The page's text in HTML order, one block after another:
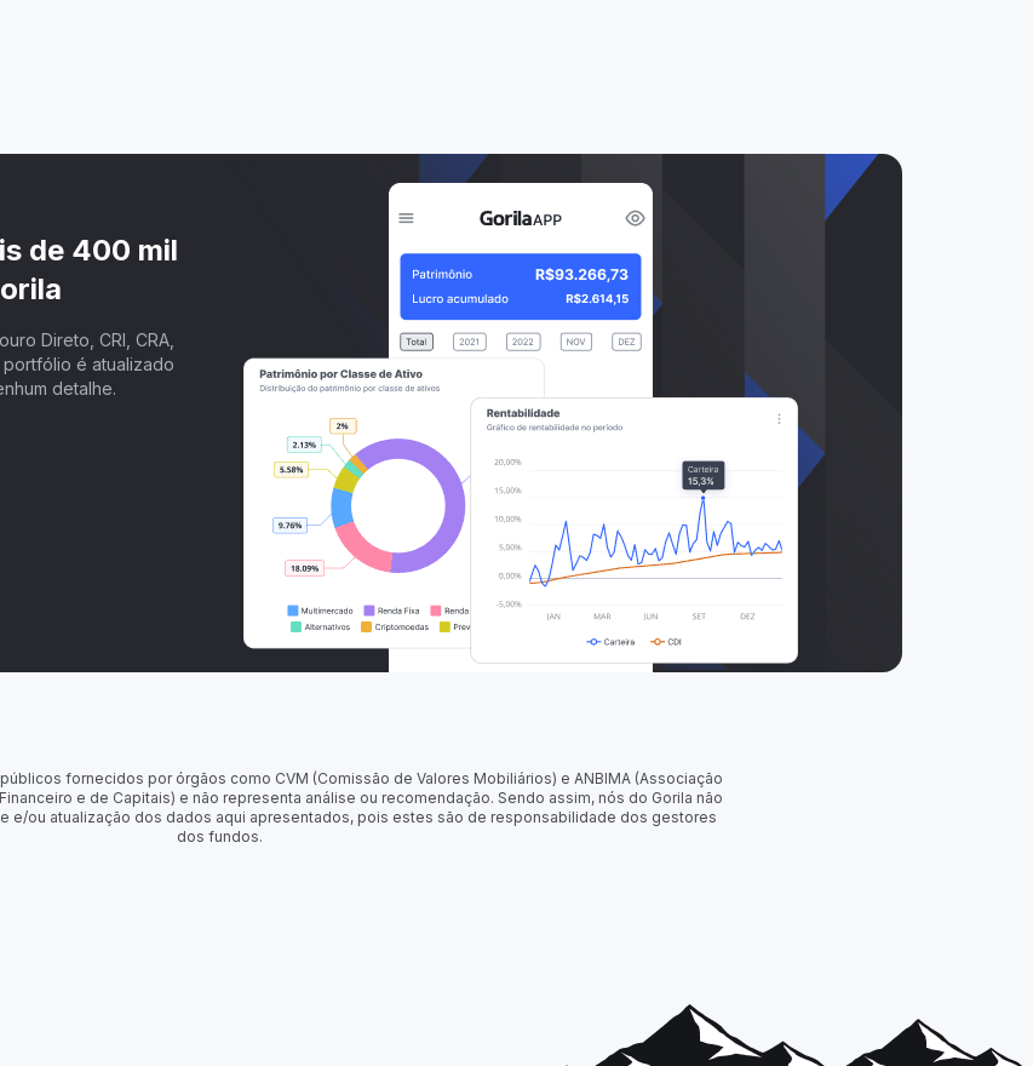
de 400 mil
Direto, CRI, CRA,
portfólio é atualizado
detalhe.
fornecidos por órgãos como CVM (Comissão de Valores Mobiliários) e ANBIMA (Associação
e de Capitais) e não representa análise ou recomendação. Sendo assim, nós do Gorila não
e/ou atualização dos dados aqui apresentados, pois estes são de responsabilidade dos gestores
dos fundos.